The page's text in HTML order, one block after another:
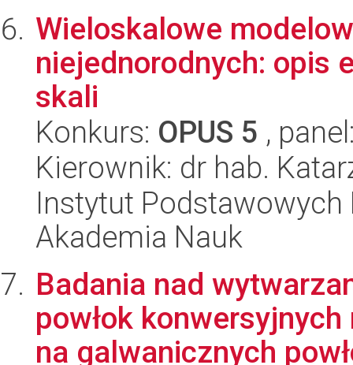
Wieloskalowe
niejednorodnych: opis
skali
Konkurs: OPUS 5 ,
Kierownik: dr hab.
Instytut
Akademia Nauk
Badania nad
powłok
na galwanicznych